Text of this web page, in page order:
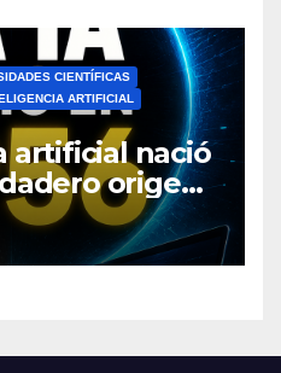
CIENTÍFICAS
ARTIFICIAL
artificial nació
origen
el